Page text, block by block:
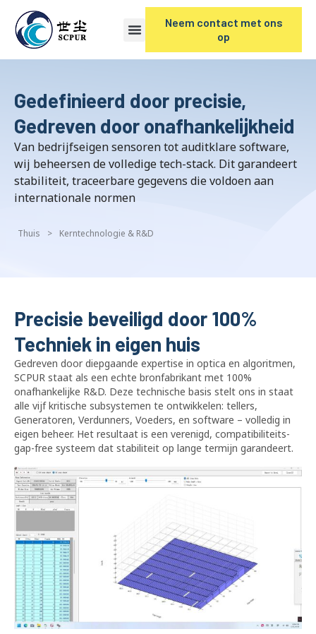
Neem contact met ons
op
Gedefinieerd door precisie,
Gedreven door onafhankelijkheid
Van bedrijfseigen sensoren tot auditklare software,
wij beheersen de volledige tech-stack. Dit garandeert
stabiliteit, traceerbare gegevens die voldoen aan
internationale normen
Thuis > Kerntechnologie & R&D
Precisie beveiligd door 100%
Techniek in eigen huis
Gedreven door diepgaande expertise in optica en algoritmen,
SCPUR staat als een echte bronfabrikant met 100%
onafhankelijke R&D. Deze technische basis stelt ons in staat
alle vijf kritische subsystemen te ontwikkelen: tellers,
Generatoren, Verdunners, Voeders, en software – volledig in
eigen beheer. Het resultaat is een verenigd, compatibiliteits-
gap-free systeem dat stabiliteit op lange termijn garandeert.